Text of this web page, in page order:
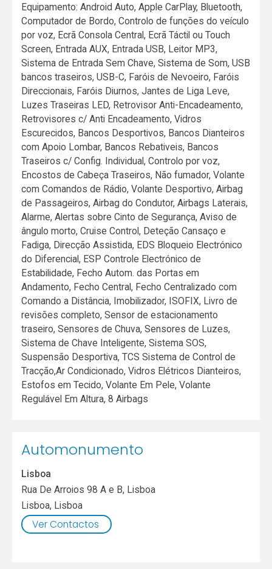
Equipamento: Android Auto, Apple CarPlay, Bluetooth,
Computador de Bordo, Controlo de funções do veículo
por voz, Ecrã Consola Central, Ecrã Táctil ou Touch
Screen, Entrada AUX, Entrada USB, Leitor MP3,
Sistema de Entrada Sem Chave, Sistema de Som, USB
bancos traseiros, USB-C, Faróis de Nevoeiro, Faróis
Direccionais, Faróis Diurnos, Jantes de Liga Leve,
Luzes Traseiras LED, Retrovisor Anti-Encadeamento,
Retrovisores c/ Anti Encadeamento, Vidros
Escurecidos, Bancos Desportivos, Bancos Dianteiros
com Apoio Lombar, Bancos Rebativeis, Bancos
Traseiros c/ Config. Individual, Controlo por voz,
Encostos de Cabeça Traseiros, Não fumador, Volante
com Comandos de Rádio, Volante Desportivo, Airbag
de Passageiros, Airbag do Condutor, Airbags Laterais,
Alarme, Alertas sobre Cinto de Segurança, Aviso de
ângulo morto, Cruise Control, Deteção Cansaço e
Fadiga, Direcção Assistida, EDS Bloqueio Electrónico
do Diferencial, ESP Controle Electrónico de
Estabilidade, Fecho Autom. das Portas em
Andamento, Fecho Central, Fecho Centralizado com
Comando a Distância, Imobilizador, ISOFIX, Livro de
revisões completo, Sensor de estacionamento
traseiro, Sensores de Chuva, Sensores de Luzes,
Sistema de Chave Inteligente, Sistema SOS,
Suspensão Desportiva, TCS Sistema de Control de
Tracção,Ar Condicionado, Vidros Elétricos Dianteiros,
Estofos em Tecido, Volante Em Pele, Volante
Regulável Em Altura, 8 Airbags
Automonumento
Lisboa
Rua De Arroios 98 A e B, Lisboa
Lisboa, Lisboa
Ver Contactos